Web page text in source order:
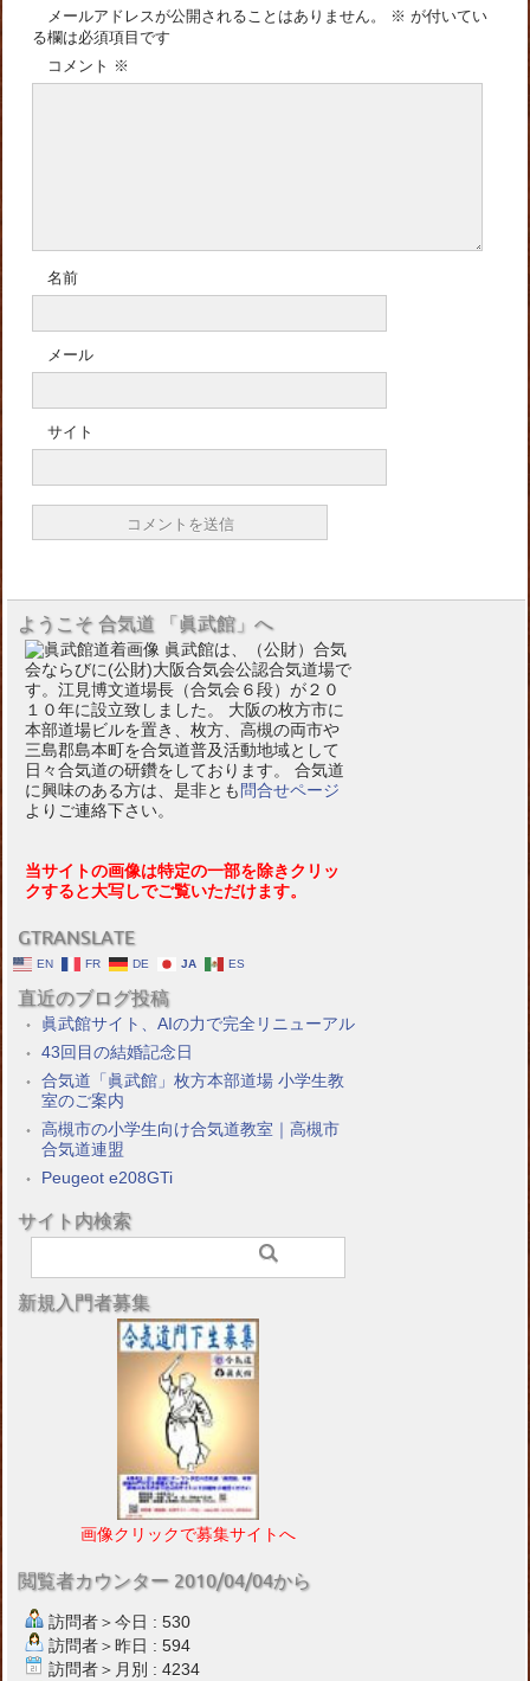
メールアドレスが公開されることはありません。 ※ が付いてい
る欄は必須項目です
コメント ※
名前
メール
サイト
ようこそ 合気道 「眞武館」へ
眞武館は、（公財）合気
会ならびに(公財)大阪合気会公認合気道場で
す。江見博文道場長（合気会６段）が２０
１０年に設立致しました。 大阪の枚方市に
本部道場ビルを置き、枚方、高槻の両市や
三島郡島本町を合気道普及活動地域として
日々合気道の研鑽をしております。 合気道
に興味のある方は、是非とも 問合せページ
よりご連絡下さい。
当サイトの画像は特定の一部を除きクリッ
クすると大写しでご覧いただけます。
GTRANSLATE
EN FR DE JA ES
直近のブログ投稿
眞武館サイト、AIの力で完全リニューアル
43回目の結婚記念日
合気道「眞武館」枚方本部道場 小学生教
室のご案内
高槻市の小学生向け合気道教室｜高槻市
合気道連盟
Peugeot e208GTi
サイト内検索
新規入門者募集
画像クリックで募集サイトへ
閲覧者カウンター 2010/04/04から
訪問者＞今日 : 530
訪問者＞昨日 : 594
訪問者＞月別 : 4234